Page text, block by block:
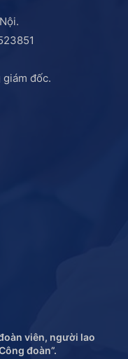
giám đốc.
viên, người lao
đoàn”.